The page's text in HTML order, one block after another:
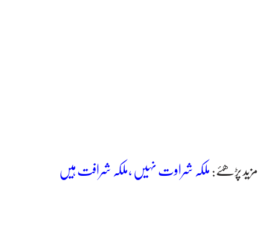
مزید پڑھئے:ملکہ شراوت نہیں ،ملکہ شرافت ہیں‎